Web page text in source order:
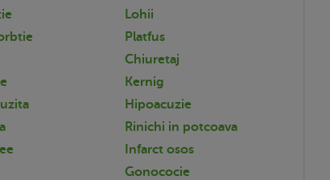
Lohii
Platfus
Chiuretaj
Kernig
Hipoacuzie
Rinichi in potcoava
Infarct osos
Gonococie